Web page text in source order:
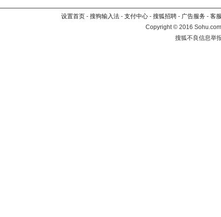
设置首页 - 搜狗输入法 - 支付中心 - 搜狐招聘 - 广告服务 - 客
Copyright©2016
搜狐不良信息举